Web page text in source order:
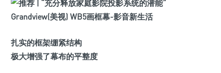
扎实的框架绷紧结构
极大增强了幕布的平整度